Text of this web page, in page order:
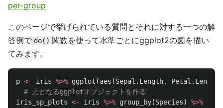
per-group
このページで挙げられている質問とそれに対する一つの解
答例で do() 関数を使って水準ごとにggplot2の図を描い
てみます。
p <- iris %>% ggplot (aes (Sepal.Length, Petal.Length
# 元となるggplotオブジェクトを作る
iris_sp_plots <- iris %>% group_by(Species)
%>%